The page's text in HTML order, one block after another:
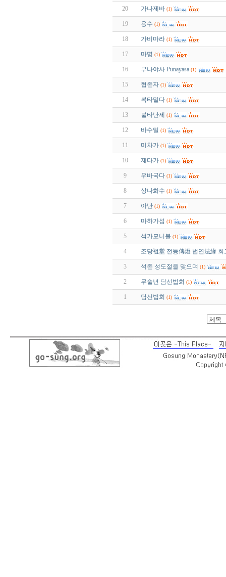
20 가나제바 (1)
19 용수 (1)
18 가비마라 (1)
17 마명 (1)
16 부나야사 Punayasa (1)
15 협존자 (1)
14 복타밀다 (1)
13 불타난제 (1)
12 바수밀 (1)
11 미차가 (1)
10 제다가 (1)
9 우바국다 (1)
8 상나화수 (1)
7 아난 (1)
6 마하가섭 (1)
5 석가모니불 (1)
4 조당祖堂 전등傳燈 법연法緣 회
3 석존 성도절을 맞으며 (1)
2 무술년 담선법회 (1)
1 담선법회 (1)